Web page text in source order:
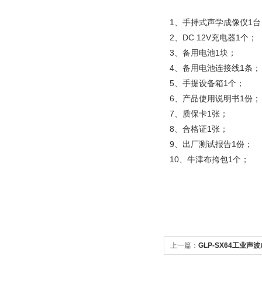
1、手持式声学成像仪1
2、DC 12V充电器1个；
3、备用电池1块；
4、备用电池连接线1条；
5、手提设备箱1个；
6、产品使用说明书1份；
7、质保卡1张；
8、合格证1张；
9、出厂测试报告1份；
10、牛津布挎包1个；
上一篇： GLP-SX64工业声波